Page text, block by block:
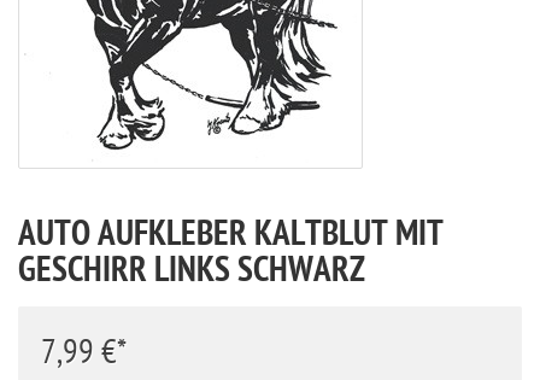
AUTO AUFKLEBER KALTBLUT MIT
GESCHIRR LINKS SCHWARZ
7,99 €*